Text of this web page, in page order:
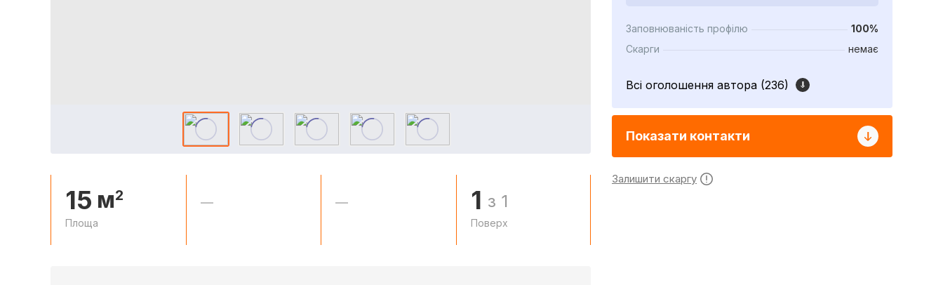
15 м2
Площа
— — 1 з 1
Поверх
Заповнюваність профілю
100%
Скарги
немає
Всі оголошення автора (236)
Показати контакти
Залишити скаргу